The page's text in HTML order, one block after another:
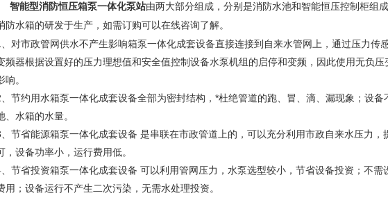
智能型消防恒压箱泵一体化泵站由两大部分组成，分别是消防水池和智能恒压控制柜组
防水箱的研发于生产，如需订购可以在线咨询了解。
、对市政管网供水不产生影响箱泵一体化成套设备直接连接到自来水管网上，通过压力传
频器根据设置好的压力理想值和安全值控制设备水泵机组的启停和变频，因此使用无负
响。
、节约用水箱泵一体化成套设备全部为密封结构，*杜绝管道的跑、冒、滴、漏现象；设
、水箱的水量。
节省能源箱泵一体化成套设备 是串联在市政管道上的，可以充分利用市政自来水压力，
，设备功率小，运行费用低。
节省投资箱泵一体化成套设备 可以利用管网压力，水泵选型较小，节省设备投资；不需
用；设备运行不产生二次污染，无需水处理投资。